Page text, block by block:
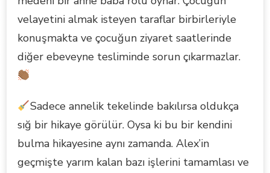
velayetini almak isteyen taraflar birbirleriyle
konuşmakta ve çocuğun ziyaret saatlerinde
diğer ebeveyne tesliminde sorun çıkarmazlar.
Sadece annelik tekelinde bakılırsa oldukça
sığ bir hikaye görülür. Oysa ki bu bir kendini
bulma hikayesine aynı zamanda. Alex’in
geçmişte yarım kalan bazı işlerini tamamlası ve